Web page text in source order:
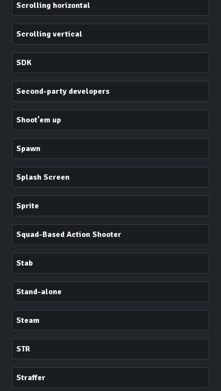
Scrolling horizontal
Scrolling vertical
SDK
Second-party developers
Shoot'em up
Spawn
Splash Screen
Sprite
Squad-Based Action Shooter
Stab
Stand-alone
Steam
STR
Straffer